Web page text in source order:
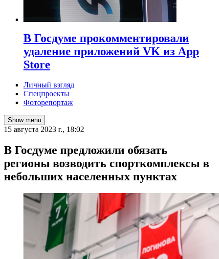
В Госдуме прокомментировали
удаление приложений VK из App
Store
Личный взгляд
Спецпроекты
Фоторепортаж
Show menu
15 августа 2023 г., 18:02
В Госдуме предложили обязать
регионы возводить спорткомплексы в
небольших населенных пунктах